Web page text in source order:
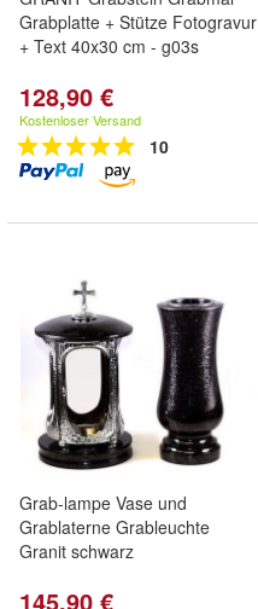
Grabplatte + Stütze Fotogravur
+ Text 40x30 cm - g03s
128,90 €
Kostenloser Versand
10
Grab-lampe Vase und
Grablaterne Grableuchte
Granit schwarz
145,90 €